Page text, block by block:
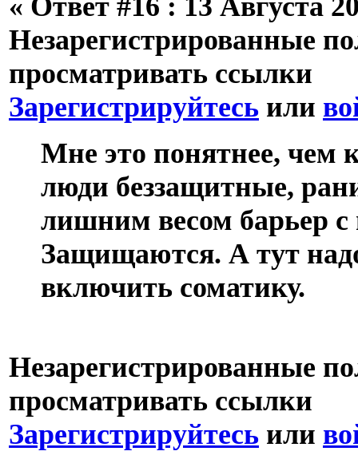
Незарегистрированные
просматривать ссылки
Зарегистрируйтесь или
Мне это понятнее, чем
люди беззащитные,
лишним весом барьер
Защищаются. А тут
включить соматику.
Незарегистрированные
просматривать ссылки
Зарегистрируйтесь или